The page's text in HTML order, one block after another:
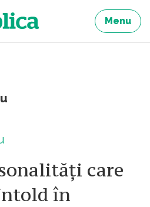
Menu
care
în